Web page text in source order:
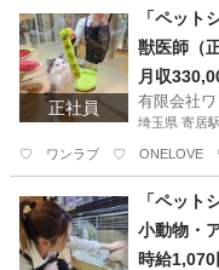
長浜駅
正社員
「ペッ
獣医師（
月収
有限会社
埼玉県 寄居駅
♡ ワンラブ ♡ ONELOVE ♡ 犬
寄居駅
「ペッ
小動物・
時給1,070